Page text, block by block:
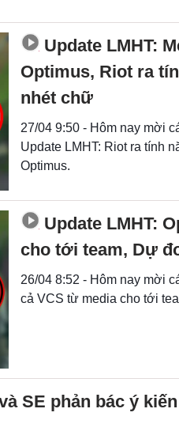
Update LMHT:
Optimus, Riot ra
nhét chữ
27/04 9:50 - Hôm nay mời
Update LMHT: Riot ra tính
Optimus.
Update LMHT:
cho tới team, Dự
26/04 8:52 - Hôm nay mời
cả VCS từ media cho tới
SE phản bác ý